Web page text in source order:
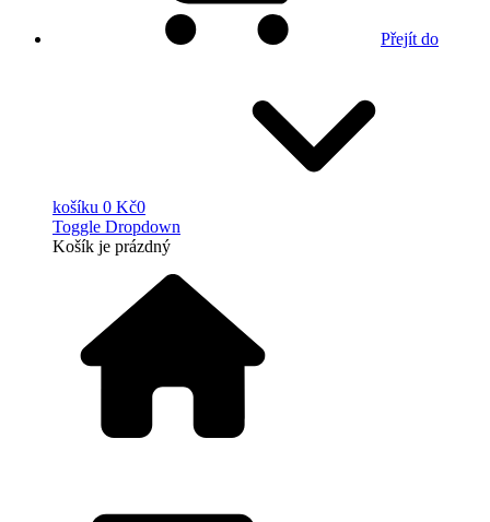
Přejít do
košíku 0 Kč0
Toggle Dropdown
Košík je prázdný